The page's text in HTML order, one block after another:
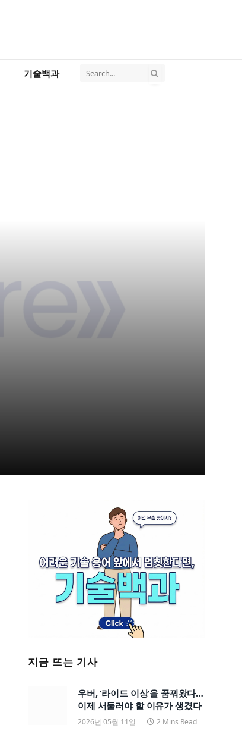
기술백과
지금 뜨는 기사
우버, ‘라이드 이상’을 꿈꿔왔다…
이제 서둘러야 할 이유가 생겼다
2026년 05월 11일 2 Mins Read